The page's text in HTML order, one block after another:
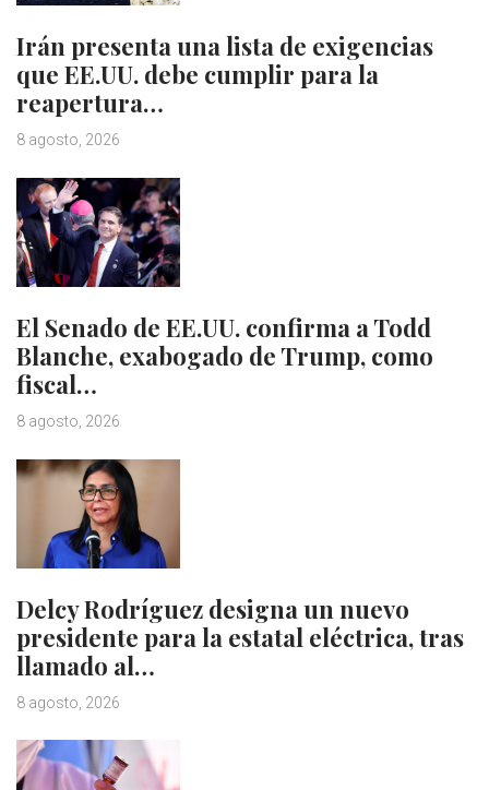
Irán presenta una lista de exigencias
que EE.UU. debe cumplir para la
reapertura…
8 agosto, 2026
El Senado de EE.UU. confirma a Todd
Blanche, exabogado de Trump, como
fiscal…
8 agosto, 2026
Delcy Rodríguez designa un nuevo
presidente para la estatal eléctrica, tras
llamado al…
8 agosto, 2026